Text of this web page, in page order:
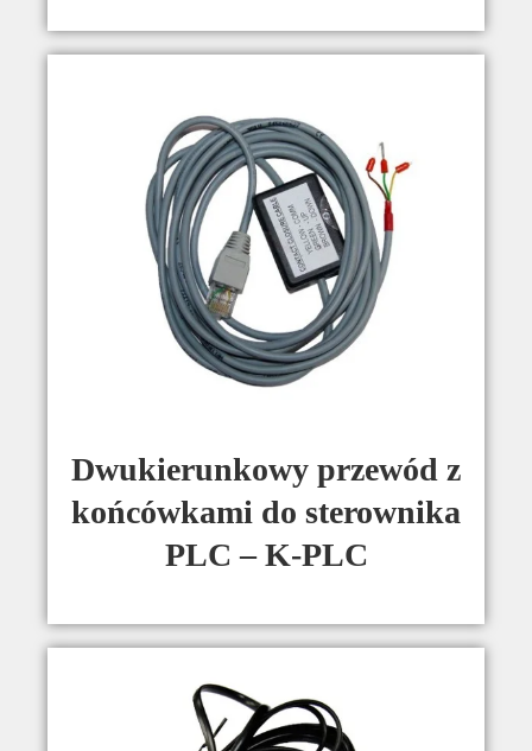
Dwukierunkowy przewód z
końcówkami do sterownika
PLC – K-PLC